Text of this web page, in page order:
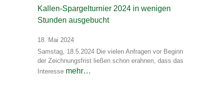
Kallen-Spargelturnier 2024 in wenigen
Stunden ausgebucht
18. Mai 2024
Samstag, 18.5.2024 Die vielen Anfragen vor Beginn
der Zeichnungsfrist ließen schon erahnen, dass das
Interesse mehr…